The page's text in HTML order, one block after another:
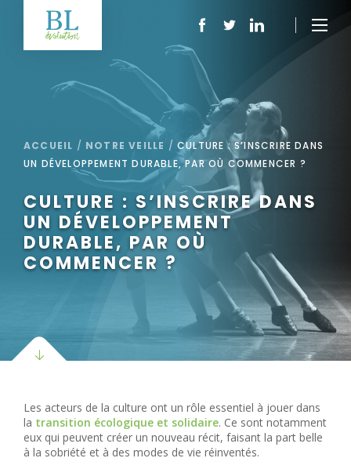
ACCUEIL / NOTRE VEILLE /CULTURE : S’INSCRIRE DANS
UN DÉVELOPPEMENT DURABLE, PAR OÙ COMMENCER ?
CULTURE : S’INSCRIRE DANS
UN DÉVELOPPEMENT
DURABLE, PAR OÙ
COMMENCER ?
Les acteurs de la culture ont un rôle essentiel à jouer dans
la transition écologique et solidaire. Ce sont notamment
eux qui peuvent créer un nouveau récit, faisant la part belle
à la sobriété et à des modes de vie réinventés.